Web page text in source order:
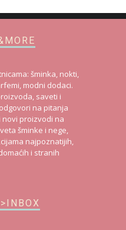
šminka, nokti,
modni dodaci.
saveti i
na pitanja
proizvodi na
šminke i nege,
najpoznatijih,
i stranih